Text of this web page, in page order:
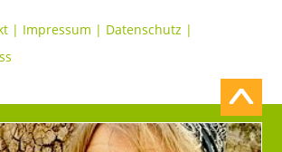
| Impressum | Datenschutz |